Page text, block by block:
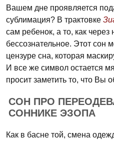
Вашем дне проявляется
сублимация? В трактовке
сам ребенок, а то, как через
бессознательное. Этот сон
цензуре сна, которая
И все же символ остается
просит заметить то, что Вы
СОН ПРО
СОННИКЕ ЭЗОПА
Как в басне той, смена